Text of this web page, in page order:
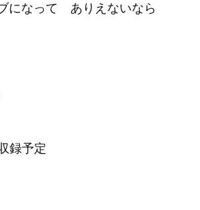
になって ありえないなら
録予定